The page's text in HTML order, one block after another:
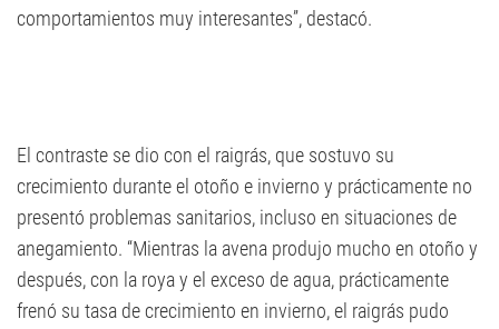
comportamientos muy interesantes”, destacó.
El contraste se dio con el raigrás, que sostuvo su
crecimiento durante el otoño e invierno y prácticamente no
presentó problemas sanitarios, incluso en situaciones de
anegamiento. “Mientras la avena produjo mucho en otoño y
después, con la roya y el exceso de agua, prácticamente
frenó su tasa de crecimiento en invierno, el raigrás pudo